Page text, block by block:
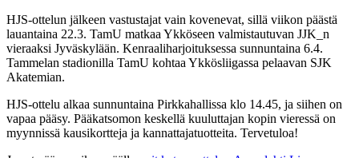
HJS-ottelun jälkeen vastustajat vain kovenevat, sillä viikon päästä
lauantaina 22.3. TamU matkaa Ykköseen valmistautuvan JJK_n
vieraaksi Jyväskylään. Kenraali­harjoituksessa sunnuntaina 6.4.
Tammelan stadionilla TamU kohtaa Ykkösliigassa pelaavan SJK
Akatemian.
HJS-ottelu alkaa sunnuntaina Pirkkahallissa klo 14.45, ja siihen on
vapaa pääsy. Pääkatsomon keskellä kuuluttajan kopin vieressä on
myynnissä kausikortteja ja kannattajatuotteita. Tervetuloa!